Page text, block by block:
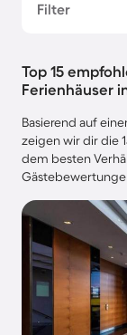
Filter
Top 15
Ferienhäuser
Basierend auf
zeigen wir dir die
dem besten